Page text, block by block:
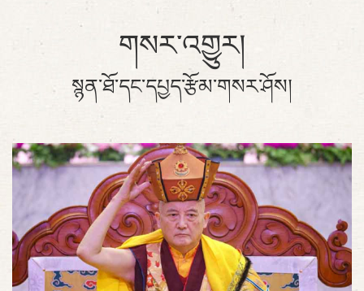
གསར་འགྱུར།
སྙན་ཐོ་དང་དཔྱད་རྩོམ་གསར་ཤོས།